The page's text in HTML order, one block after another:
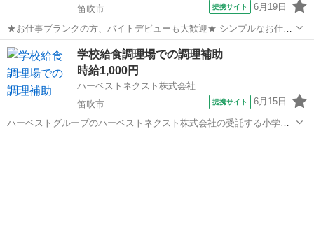
笛吹市
提携サイト 6月19日
★お仕事ブランクの方、バイトデビューも大歓迎★ シンプルなお仕事
がほとんど◎ ・業務は細かく分けて分担／一つ一つの仕事が効率よく
できる仕組み ・丁寧な研修としっかりとしたレシピ完備 未経験の方で
も安心できる体制でお待ちしてい...
山梨 笛吹市 レストラン
学校給食調理場での調理補助
時給1,000円
ハーベストネクスト株式会社
笛吹市
提携サイト 6月15日
ハーベストグループのハーベストネクスト株式会社の受託する小学校